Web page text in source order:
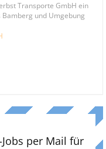
Transporte GmbH ein
und Umgebung
per Mail für